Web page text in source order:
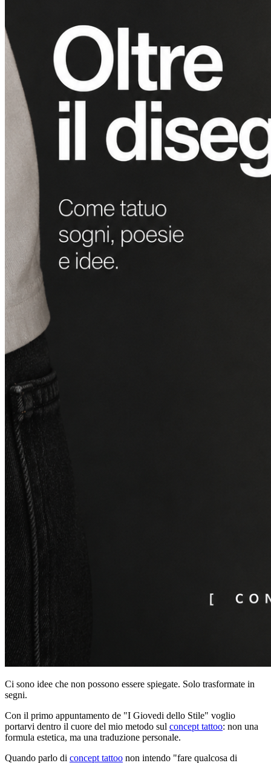
Ci sono idee che non possono essere spiegate. Solo trasformate in
segni.
Con il primo appuntamento de "I Giovedi dello Stile" voglio
portarvi dentro il cuore del mio metodo sul concept tattoo: non una
formula estetica, ma una traduzione personale.
Quando parlo di concept tattoo non intendo "fare qualcosa di